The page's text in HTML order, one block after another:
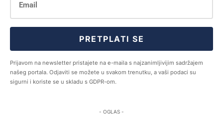
PRETPLATI SE
Prijavom na newsletter pristajete na e-maila s najzanimljivijim sadržajem
našeg portala. Odjaviti se možete u svakom trenutku, a vaši podaci su
sigurni i koriste se u skladu s GDPR-om.
- OGLAS -